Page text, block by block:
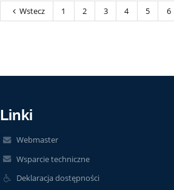
Wstecz 1 2 3 4 5 6
Linki
Webmaster
Wsparcie techniczne
Deklaracja dostępności